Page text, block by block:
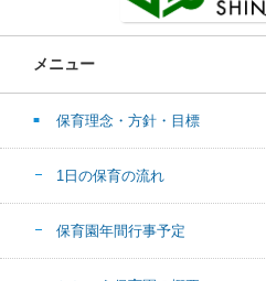
メニュー
保育理念・方針・目標
1日の保育の流れ
保育園年間行事予定